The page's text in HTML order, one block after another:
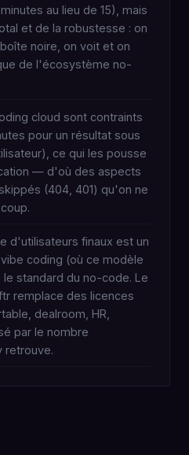
au lieu de 15), mais
et de la robustesse : on
noire, on voit et on
de l'écosystème no-
cloud sont contraints
pour un résultat sous
ce qui les pousse
— d'où des aspects
(404, 401) qu'on ne
d'utilisateurs finaux est un
coding (où ce modèle
standard du no-code. Le
remplace des licences
dealroom, HR,
par le nombre
retrouve.